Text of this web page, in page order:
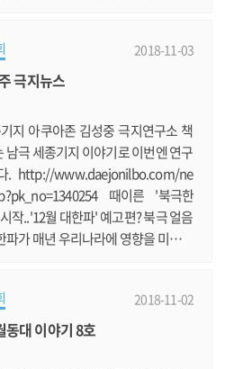
세계 최초 100만 년 전 빙하 확보할
굳어져 생긴 것으로 많은 공기방울
2018-11-03
극지뉴스
지 아쿠아존 김성중 극지연구소 책
남극 세종기지 이야기로 이번엔 연구
. http://www.daejonilbo.com/ne
때이른 '북극한
작..'12월 대한파' 예고편? 북극 얼음
가 매년 우리나라에 영향을 미치는
학 전문도서관이 상을 받았습니다.
v/20181025172423007 남
2018-11-02
대 이야기 8호